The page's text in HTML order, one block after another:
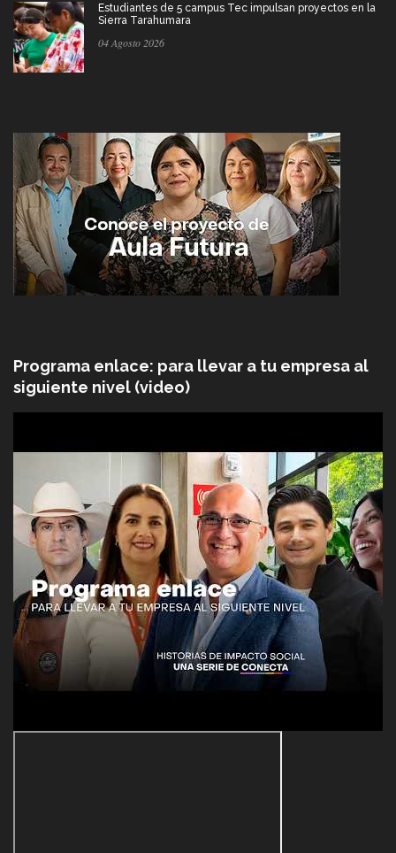
Estudiantes de 5 campus Tec impulsan proyectos en la
Sierra Tarahumara
04 Agosto 2026
Programa enlace: para llevar a tu empresa al
siguiente nivel (video)